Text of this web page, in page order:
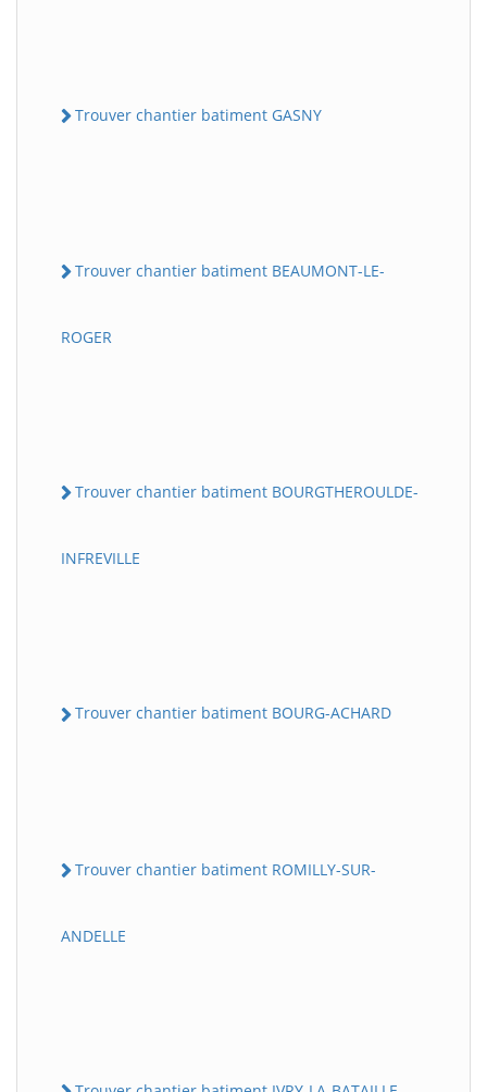
Trouver chantier batiment GASNY
Trouver chantier batiment BEAUMONT-LE-
ROGER
Trouver chantier batiment BOURGTHEROULDE-
INFREVILLE
Trouver chantier batiment BOURG-ACHARD
Trouver chantier batiment ROMILLY-SUR-
ANDELLE